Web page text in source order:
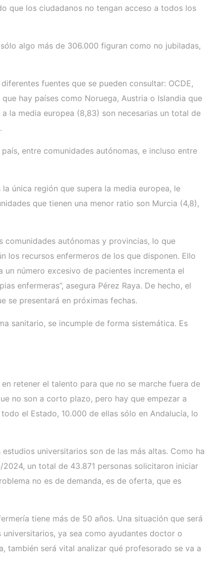
que los ciudadanos no tengan acceso a todos los
algo más de 306.000 figuran como no jubiladas,
fuentes que se pueden consultar: OCDE,
hay países como Noruega, Austria o Islandia que
la media europea (8,83) son necesarias un total de
entre comunidades autónomas, e incluso entre
única región que supera la media europea, le
que tienen una menor ratio son Murcia (4,8),
comunidades autónomas y provincias, lo que
los recursos enfermeros de los que disponen. Ello
número excesivo de pacientes incrementa el
enfermeras”, asegura Pérez Raya. De hecho, el
se presentará en próximas fechas.
sanitario, se incumple de forma sistemática. Es
retener el talento para que no se marche fuera de
no son a corto plazo, pero hay que empezar a
el Estado, 10.000 de ellas sólo en Andalucía, lo
universitarios son de las más altas. Como ha
un total de 43.871 personas solicitaron iniciar
no es de demanda, es de oferta, que es
tiene más de 50 años. Una situación que será
ya sea como ayudantes doctor o
también será vital analizar qué profesorado se va a